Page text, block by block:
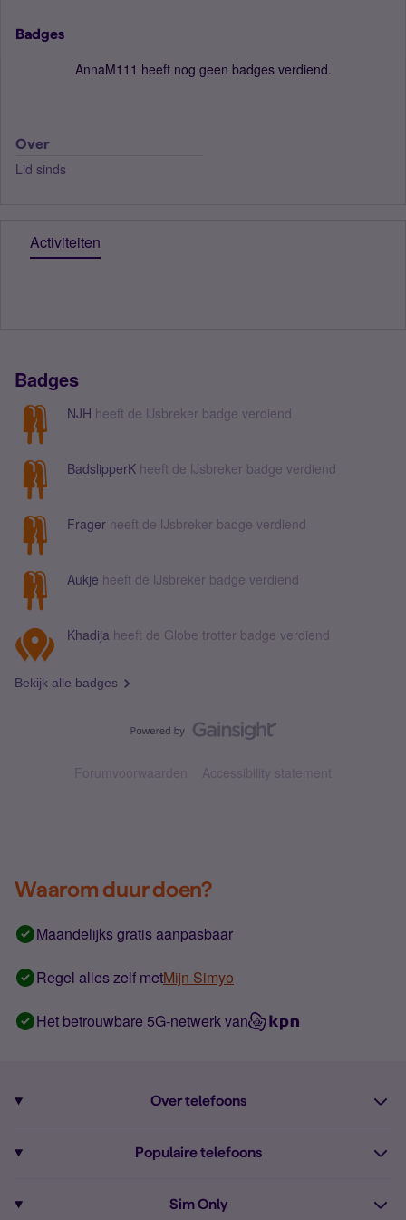
Badges
AnnaM111 heeft nog geen badges verdiend.
Over
Lid sinds
Activiteiten
Badges
NJH heeft de IJsbreker badge verdiend
BadslipperK heeft de IJsbreker badge verdiend
Frager heeft de IJsbreker badge verdiend
Aukje heeft de IJsbreker badge verdiend
Khadija heeft de Globe trotter badge verdiend
Bekijk alle badges
Forumvoorwaarden Accessibility statement
Waarom duur doen?
Maandelijks gratis aanpasbaar
Regel alles zelf metMijn Simyo
Het betrouwbare 5G-netwerk van
Over telefoons
Alle telefoons
Populaire telefoons
Sim Only